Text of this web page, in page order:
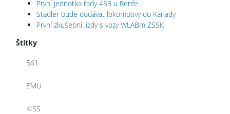
První jednotka řady 453 u Renfe
Stadler bude dodávat lokomotivy do Kanady
První zkušební jízdy s vozy WLABm ZSSK
Štítky
561
EMU
KISS